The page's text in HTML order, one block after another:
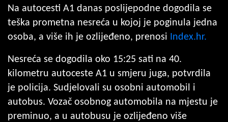
Na autocesti A1 danas poslijepodne dogodila se
teška prometna nesreća u kojoj je poginula jedna
osoba, a više ih je ozlijeđeno, prenosi Index.hr.
Nesreća se dogodila oko 15:25 sati na 40.
kilometru autoceste A1 u smjeru juga, potvrdila
je policija. Sudjelovali su osobni automobil i
autobus. Vozač osobnog automobila na mjestu je
preminuo, a u autobusu je ozlijeđeno više